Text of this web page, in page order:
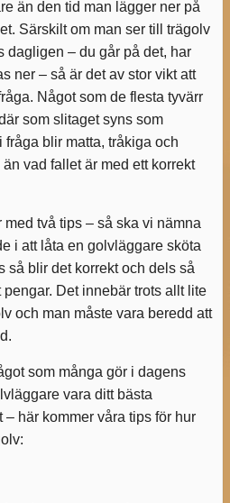
än den tid man lägger ner på
Särskilt om man ser till trägolv
dagligen – du går på det, har
ner – så är det av stor vikt att
Något som de flesta tyvärr
som slitaget syns som
blir matta, tråkiga och
vad fallet är med ett korrekt
med två tips – så ska vi nämna
i att låta en golvläggare sköta
så blir det korrekt och dels så
Det innebär trots allt lite
och man måste vara beredd att
som många gör i dagens
vara ditt bästa
– här kommer våra tips för hur